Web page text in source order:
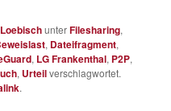
unterFilesharing,
, Dateifragment,
, LG Frankenthal, P2P,
, Urteilverschlagwortet.
.